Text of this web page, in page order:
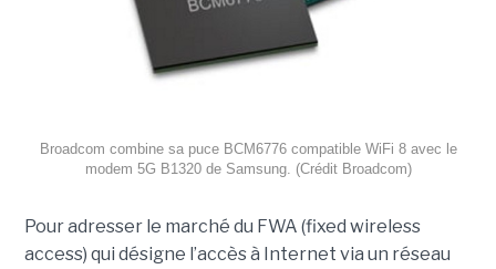
Broadcom combine sa puce BCM6776 compatible WiFi 8 avec le
modem 5G B1320 de Samsung. (Crédit Broadcom)
Pour adresser le marché du FWA (fixed wireless
access) qui désigne l’accès à Internet via un réseau